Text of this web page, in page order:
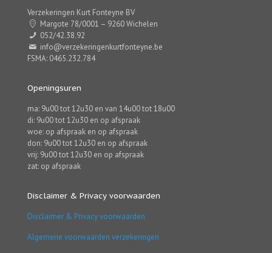
Verzekeringen Kurt Fonteyne BV
Margote 78/0001 – 9260 Wichelen
052/42.38.92
info@verzekeringenkurtfonteyne.be
FSMA: 0465.232.784
Openingsuren
ma: 9u00 tot 12u30 en van 14u00 tot 18u00
di: 9u00 tot 12u30 en op afspraak
woe: op afspraak en op afspraak
don: 9u00 tot 12u30 en op afspraak
vrij: 9u00 tot 12u30 en op afspraak
zat: op afspraak
Disclaimer & Privacy voorwaarden
Disclaimer & Privacy voorwaarden
Algemene voorwaarden verzekeringen